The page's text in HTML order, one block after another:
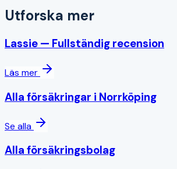
Utforska mer
Lassie — Fullständig recension
Läs mer
Alla försäkringar i Norrköping
Se alla
Alla försäkringsbolag